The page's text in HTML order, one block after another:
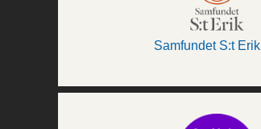
Samfundet S:t Erik